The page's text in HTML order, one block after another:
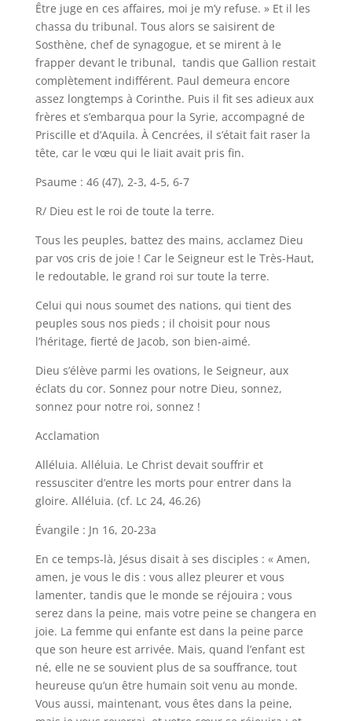
Être juge en ces affaires, moi je m’y refuse. » Et il les
chassa du tribunal. Tous alors se saisirent de
Sosthène, chef de synagogue, et se mirent à le
frapper devant le tribunal, tandis que Gallion restait
complètement indifférent. Paul demeura encore
assez longtemps à Corinthe. Puis il fit ses adieux aux
frères et s’embarqua pour la Syrie, accompagné de
Priscille et d’Aquila. À Cencrées, il s’était fait raser la
tête, car le vœu qui le liait avait pris fin.
Psaume : 46 (47), 2-3, 4-5, 6-7
R/ Dieu est le roi de toute la terre.
Tous les peuples, battez des mains, acclamez Dieu
par vos cris de joie ! Car le Seigneur est le Très-Haut,
le redoutable, le grand roi sur toute la terre.
Celui qui nous soumet des nations, qui tient des
peuples sous nos pieds ; il choisit pour nous
l’héritage, fierté de Jacob, son bien-aimé.
Dieu s’élève parmi les ovations, le Seigneur, aux
éclats du cor. Sonnez pour notre Dieu, sonnez,
sonnez pour notre roi, sonnez !
Acclamation
Alléluia. Alléluia. Le Christ devait souffrir et
ressusciter d’entre les morts pour entrer dans la
gloire. Alléluia. (cf. Lc 24, 46.26)
Évangile : Jn 16, 20-23a
En ce temps-là, Jésus disait à ses disciples : « Amen,
amen, je vous le dis : vous allez pleurer et vous
lamenter, tandis que le monde se réjouira ; vous
serez dans la peine, mais votre peine se changera en
joie. La femme qui enfante est dans la peine parce
que son heure est arrivée. Mais, quand l’enfant est
né, elle ne se souvient plus de sa souffrance, tout
heureuse qu’un être humain soit venu au monde.
Vous aussi, maintenant, vous êtes dans la peine,